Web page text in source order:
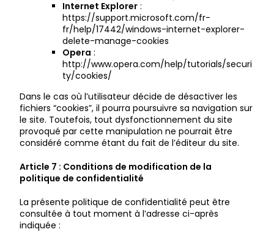
Internet Explorer :
https://support.microsoft.com/fr-
fr/help/17442/windows-internet-explorer-
delete-manage-cookies
Opera :
http://www.opera.com/help/tutorials/securi
ty/cookies/
Dans le cas où l’utilisateur décide de désactiver les
fichiers “cookies”, il pourra poursuivre sa navigation sur
le site. Toutefois, tout dysfonctionnement du site
provoqué par cette manipulation ne pourrait être
considéré comme étant du fait de l’éditeur du site.
Article 7 : Conditions de modification de la
politique de confidentialité
La présente politique de confidentialité peut être
consultée à tout moment à l’adresse ci-après
indiquée :